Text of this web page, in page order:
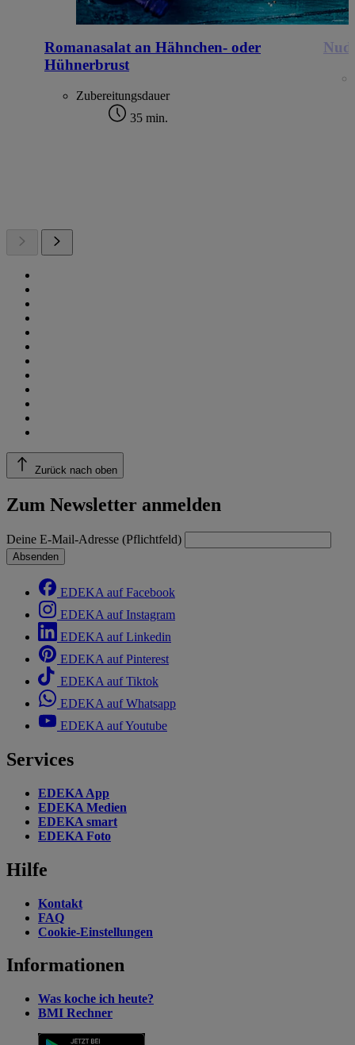
Romanasalat an Hähnchen- oder
Hühnerbrust
Zubereitungsdauer
35 min.
Zurück nach oben
Zum Newsletter anmelden
Deine E-Mail-Adresse (Pflichtfeld)
Absenden
EDEKA auf Facebook
EDEKA auf Instagram
EDEKA auf Linkedin
EDEKA auf Pinterest
EDEKA auf Tiktok
EDEKA auf Whatsapp
EDEKA auf Youtube
Services
EDEKA App
EDEKA Medien
EDEKA smart
EDEKA Foto
Hilfe
Kontakt
FAQ
Cookie-Einstellungen
Informationen
Was koche ich heute?
BMI Rechner